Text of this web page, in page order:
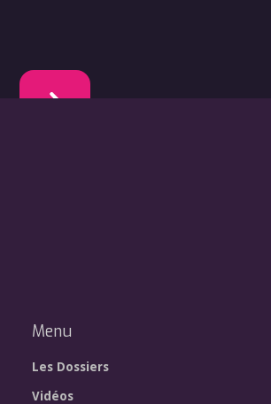
Menu
Les Dossiers
Vidéos